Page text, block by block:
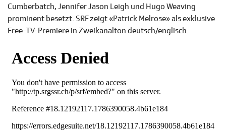
Cumberbatch, Jennifer Jason Leigh und Hugo Weaving
prominent besetzt. SRF zeigt «Patrick Melrose» als exklusive
Free-TV-Premiere in Zweikanalton deutsch/englisch.